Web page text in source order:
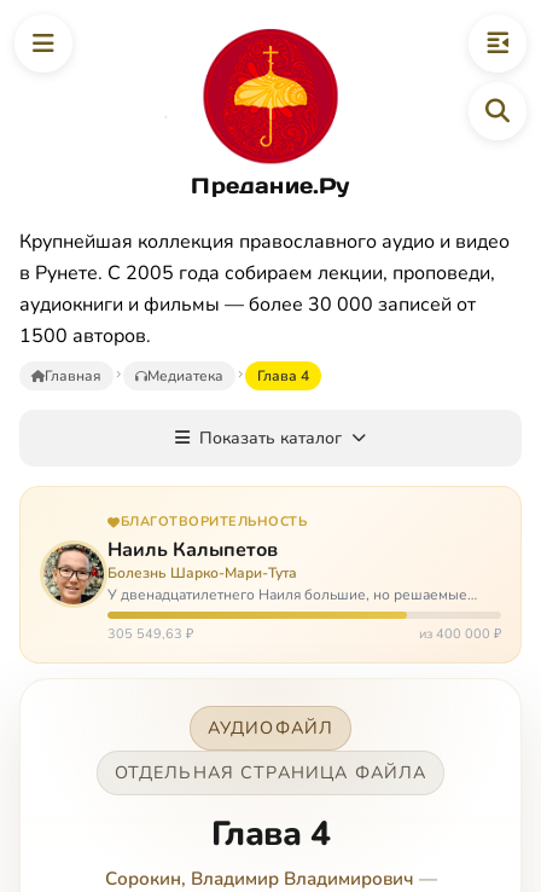
Предание.Ру
Крупнейшая коллекция православного аудио и видео
в Рунете. С 2005 года собираем лекции, проповеди,
аудиокниги и фильмы — более 30 000 записей от
1500 авторов.
Главная Медиатека Глава 4
Показать каталог
БЛАГОТВОРИТЕЛЬНОСТЬ
Наиль Калыпетов
Болезнь Шарко-Мари-Тута
У двенадцатилетнего Наиля большие, но решаемые
проблемы. Он болен редкой болезнью, которая ставит
перед ним множество непростых задача, угрожая в
305 549,63 ₽ из 400 000 ₽
АУДИОФАЙЛ
ОТДЕЛЬНАЯ СТРАНИЦА ФАЙЛА
Глава 4
Сорокин, Владимир Владимирович —